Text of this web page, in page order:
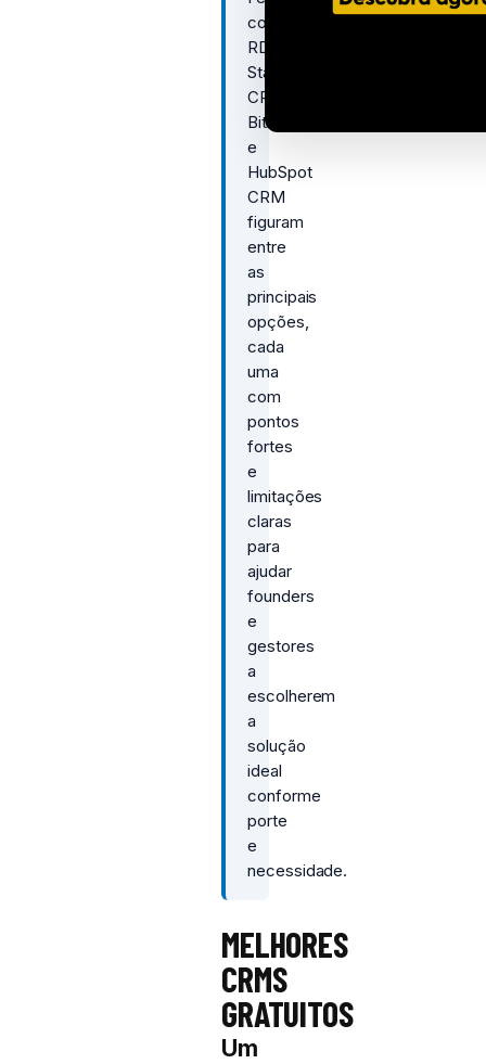
como
RD
Station
CRM,
Bitrix24
e
HubSpot
CRM
figuram
entre
as
principais
opções,
cada
uma
com
pontos
fortes
e
limitações
claras
para
ajudar
founders
e
gestores
a
escolherem
a
solução
ideal
conforme
porte
e
necessidade.
MELHORES
CRMS
GRATUITOS
Um